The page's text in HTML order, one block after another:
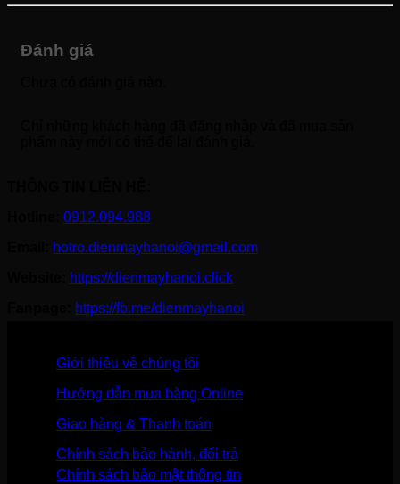
Đánh giá
0912.094.988
hotro.dienmayhanoi@gmail.com
https://dienmayhanoi.click
https://fb.me/dienmayhanoi
Giới thiệu về chúng tôi
Hướng dẫn mua hàng Online
Giao hàng & Thanh toán
Chính sách bảo hành, đổi trả
Chính sách bảo mật thông tin